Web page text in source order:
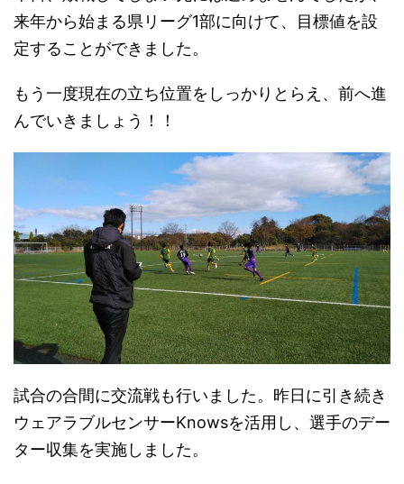
来年から始まる県リーグ1部に向けて、目標値を設
定することができました。
もう一度現在の立ち位置をしっかりとらえ、前へ進
んでいきましょう！！
試合の合間に交流戦も行いました。昨日に引き続き
ウェアラブルセンサーKnowsを活用し、選手のデー
ター収集を実施しました。